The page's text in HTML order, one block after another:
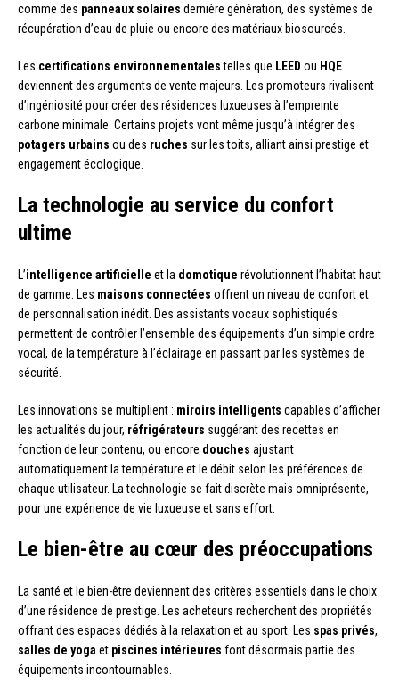
comme des panneaux solaires dernière génération, des systèmes de
récupération d’eau de pluie ou encore des matériaux biosourcés.
Les certifications environnementalestelles que LEED ou HQE
deviennent des arguments de vente majeurs. Les promoteurs rivalisent
d’ingéniosité pour créer des résidences luxueuses à l’empreinte
carbone minimale. Certains projets vont même jusqu’à intégrer des
potagers urbains ou des ruches sur les toits, alliant ainsi prestige et
engagement écologique.
La technologie au service du confort
ultime
L’intelligence artificielle et la domotique révolutionnent l’habitat haut
de gamme. Les maisons connectées offrent un niveau de confort et
de personnalisation inédit. Des assistants vocaux sophistiqués
permettent de contrôler l’ensemble des équipements d’un simple ordre
vocal, de la température à l’éclairage en passant par les systèmes de
sécurité.
Les innovations se multiplient : miroirs intelligents capables d’afficher
les actualités du jour, réfrigérateurs suggérant des recettes en
fonction de leur contenu, ou encore douches ajustant
automatiquement la température et le débit selon les préférences de
chaque utilisateur. La technologie se fait discrète mais omniprésente,
pour une expérience de vie luxueuse et sans effort.
Le bien-être au cœur des préoccupations
La santé et le bien-être deviennent des critères essentiels dans le choix
d’une résidence de prestige. Les acheteurs recherchent des propriétés
offrant des espaces dédiés à la relaxation et au sport. Les spas privés,
salles de yoga et piscines intérieures font désormais partie des
équipements incontournables.